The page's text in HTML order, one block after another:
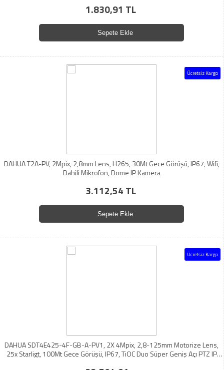
1.830,91 TL
Sepete Ekle
Ücretsiz Kargo
DAHUA T2A-PV, 2Mpix, 2,8mm Lens, H265, 30Mt Gece Görüşü, IP67, Wifi,
Dahili Mikrofon, Dome IP Kamera
3.112,54 TL
Sepete Ekle
Ücretsiz Kargo
DAHUA SDT4E425-4F-GB-A-PV1, 2X 4Mpix, 2,8-125mm Motorize Lens,
25x Starligt, 100Mt Gece Görüşü, IP67, TiOC Duo Süper Geniş Açı PTZ IP